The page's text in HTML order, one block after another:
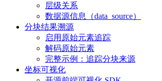
层级关系
数据源信息（data_source）
分块结果溯源
启用原始元素追踪
解码原始元素
完整示例：追踪分块来源
坐标可视化